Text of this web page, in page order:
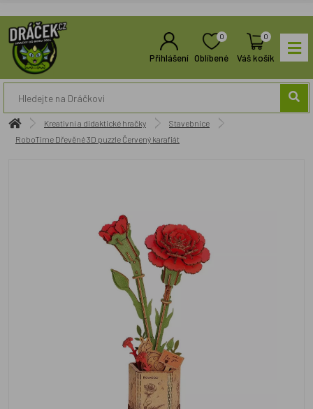
Přihlášení
0
Oblíbené
0
Váš košík
Kreativní a didaktické hračky
Stavebnice
RoboTime Dřevěné 3D puzzle Červený karafiát